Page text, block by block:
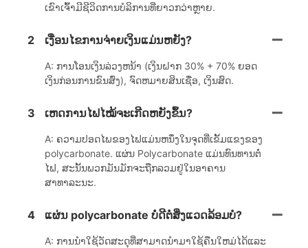
ເຂົາເຈົ້າມີຊີວິດການບໍລິການທີ່ຍາວກວ່າຫຼາຍ.
2 ເງື່ອນໄຂການຈ່າຍເງິນແມ່ນຫຍັງ?
A: ການໂອນເງິນລ່ວງຫນ້າ (ເງິນຝາກ 30% + 70% ຍອດ
ເງິນກ່ອນການຂົນສົ່ງ), ຈົດຫມາຍສິນເຊື່ອ, ເງິນສົດ.
3 ເຫດການໄຟໄໝ້ຈະເກີດຫຍັງຂຶ້ນ?
A: ຄວາມປອດໄພຂອງໄຟແມ່ນຫນຶ່ງໃນຈຸດທີ່ເຂັ້ມແຂງຂອງ
polycarbonate. ແຜ່ນ Polycarbonate ແມ່ນທົນທານຕໍ່
ໄຟ, ສະນັ້ນພວກມັນມັກຈະຖືກລວມຢູ່ໃນອາຄານ
ສາທາລະນະ.
4 ແຜ່ນ polycarbonate ບໍ່ດີຕໍ່ສິ່ງແວດລ້ອມບໍ?
A: ການນໍາໃຊ້ວັດສະດຸທີ່ສາມາດນໍາມາໃຊ້ຄືນໃຫມ່ໄດ້ແລະ